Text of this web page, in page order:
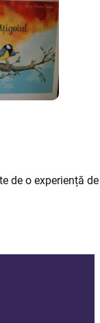
de o experiență